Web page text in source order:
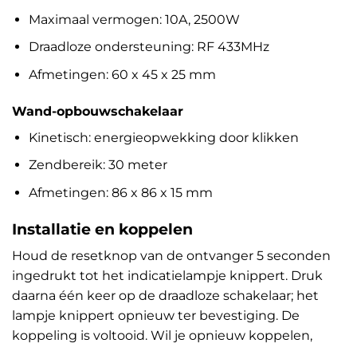
Maximaal vermogen: 10A, 2500W
Draadloze ondersteuning: RF 433MHz
Afmetingen: 60 x 45 x 25 mm
Wand-opbouwschakelaar
Kinetisch: energieopwekking door klikken
Zendbereik: 30 meter
Afmetingen: 86 x 86 x 15 mm
Installatie en koppelen
Houd de resetknop van de ontvanger 5 seconden
ingedrukt tot het indicatielampje knippert. Druk
daarna één keer op de draadloze schakelaar; het
lampje knippert opnieuw ter bevestiging. De
koppeling is voltooid. Wil je opnieuw koppelen,